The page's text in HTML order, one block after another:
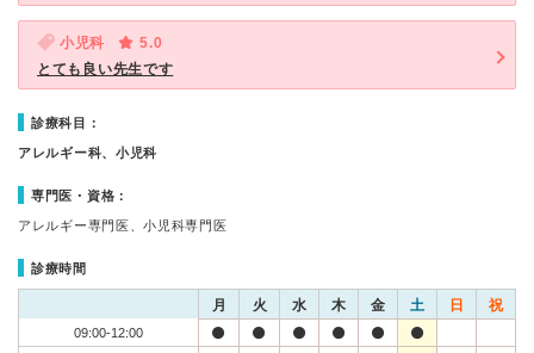
小児科
5.0
とても良い先生です
診療科目：
アレルギー科、小児科
専門医・資格：
アレルギー専門医、小児科専門医
診療時間
月 火 水 木 金 土 日 祝
09:00-12:00